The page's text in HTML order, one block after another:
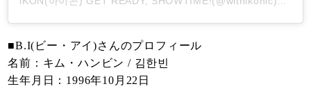
■B.I(ビー・アイ)さんのプロフィール
名前：キム・ハンビン / 김한빈
生年月日：1996年10月22日